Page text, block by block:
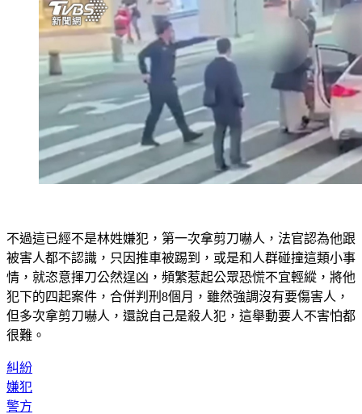
不過這已經不是林姓嫌犯，第一次拿剪刀嚇人，法官認為他跟
被害人都不認識，只因推車被踢到，或是和人群碰撞這類小事
情，就恣意揮刀公然逞凶，頻繁惹起公眾恐慌不宜輕縱，將他
犯下的四起案件，合併判刑8個月，雖然強調沒有要傷害人，
但多次拿剪刀嚇人，還說自己是殺人犯，這舉動要人不害怕都
很難。
糾紛
嫌犯
警方